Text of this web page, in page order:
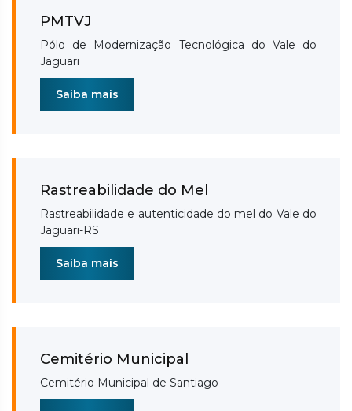
PMTVJ
Pólo de Modernização Tecnológica do Vale do
Jaguari
Saiba mais
Rastreabilidade do Mel
Rastreabilidade e autenticidade do mel do Vale do
Jaguari-RS
Saiba mais
Cemitério Municipal
Cemitério Municipal de Santiago